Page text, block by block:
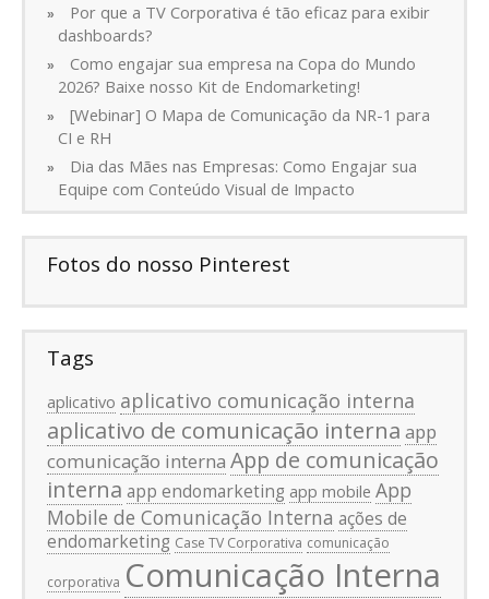
Por que a TV Corporativa é tão eficaz para exibir
dashboards?
Como engajar sua empresa na Copa do Mundo
2026? Baixe nosso Kit de Endomarketing!
[Webinar] O Mapa de Comunicação da NR-1 para
CI e RH
Dia das Mães nas Empresas: Como Engajar sua
Equipe com Conteúdo Visual de Impacto
Fotos do nosso Pinterest
Tags
aplicativo aplicativo comunicação interna
aplicativo de comunicação interna app
comunicação interna App de comunicação
interna app endomarketing app mobile App
Mobile de Comunicação Interna ações de
endomarketing Case TV Corporativa comunicação
corporativa Comunicação Interna